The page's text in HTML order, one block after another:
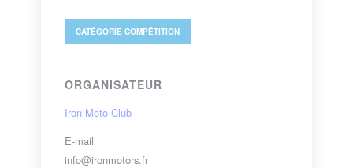
CATÉGORIECOMPÉTITION
ORGANISATEUR
Iron Moto Club
E-mail
info@ironmotors.fr